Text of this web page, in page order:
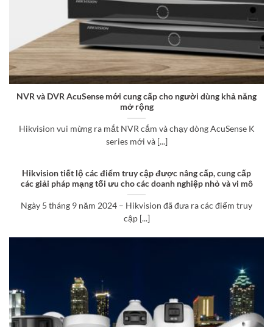
NVR và DVR AcuSense mới cung cấp cho người dùng khả năng
mở rộng
Hikvision vui mừng ra mắt NVR cắm và chạy dòng AcuSense K
series mới và [...]
Hikvision tiết lộ các điểm truy cập được nâng cấp, cung cấp
các giải pháp mạng tối ưu cho các doanh nghiệp nhỏ và vi mô
Ngày 5 tháng 9 năm 2024 – Hikvision đã đưa ra các điểm truy
cập [...]